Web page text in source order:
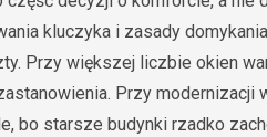
kluczyka i zasady
Przy większej liczbie okien
Przy modernizacji
bo starsze budynki rzadko